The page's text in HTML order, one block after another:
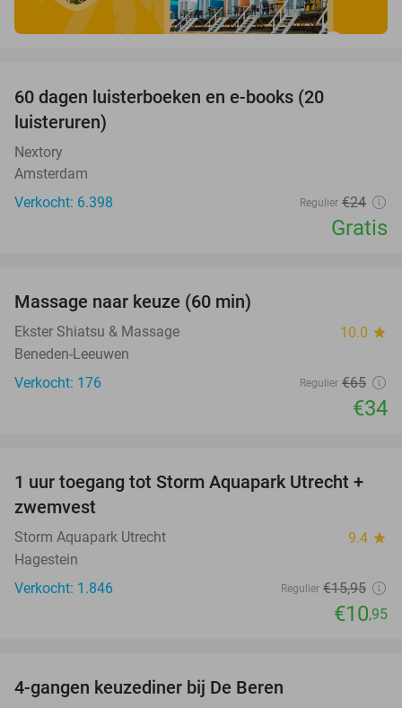
60 dagen luisterboeken en e-books (20
luisteruren)
Nextory
Amsterdam
Verkocht: 6.398
Regulier €24
Gratis
Massage naar keuze (60 min)
Ekster Shiatsu & Massage 10.0 star
Beneden-Leeuwen
Verkocht: 176
Regulier €65
€34
31%
1 uur toegang tot Storm Aquapark Utrecht +
zwemvest
Storm Aquapark Utrecht 9.4 star
Hagestein
Verkocht: 1.846
Regulier €15,95
€10,95
4-gangen keuzediner bij De Beren